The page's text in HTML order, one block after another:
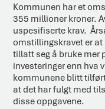
Kommunen har et
355 millioner kroner.
uspesifiserte krav.
omstillingskravet er
tillatt seg å bruke mer
investeringer enn hva
kommunene blitt
at det har fulgt med
disse oppgavene.